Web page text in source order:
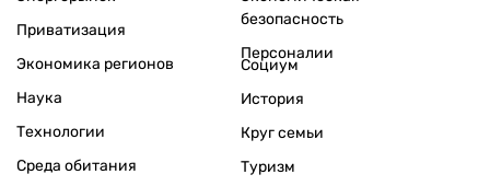
Приватизация
Экономика регионов
безопасность
Персоналии
Наука
Технологии
Среда обитания
Социум
История
Круг семьи
Туризм